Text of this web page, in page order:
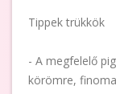
Tippek trükkök
- A megfelelő
körömre,